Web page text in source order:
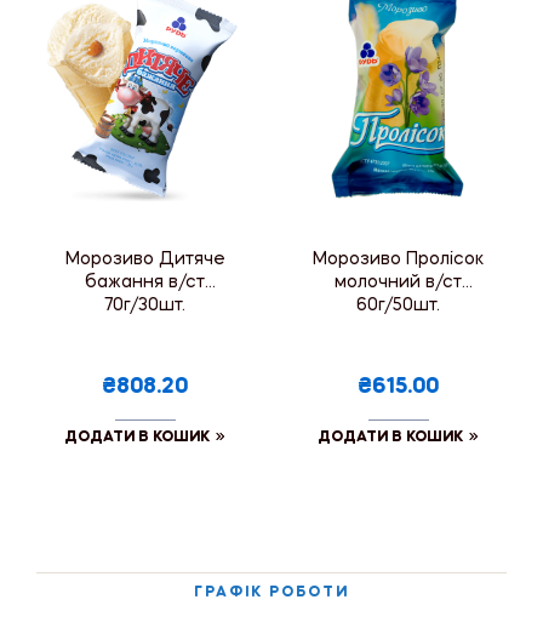
Морозиво Дитяче
бажання в/ст
70г/30шт.
₴808.20
ДОДАТИ В КОШИК
Морозиво Пролісок
молочний в/ст
60г/50шт.
₴615.00
ДОДАТИ В КОШИК
ГРАФІК РОБОТИ